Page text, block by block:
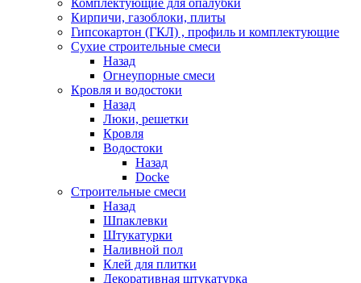
Комплектующие для опалубки
Кирпичи, газоблоки, плиты
Гипсокартон (ГКЛ) , профиль и комплектующие
Сухие строительные смеси
Назад
Огнеупорные смеси
Кровля и водостоки
Назад
Люки, решетки
Кровля
Водостоки
Назад
Docke
Строительные смеси
Назад
Шпаклевки
Штукатурки
Наливной пол
Клей для плитки
Декоративная штукатурка